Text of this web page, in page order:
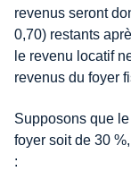
revenus seront
0,70) restants
le revenu locatif
revenus du foyer
Supposons que
foyer soit de 30
: